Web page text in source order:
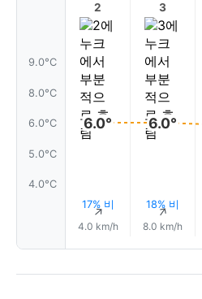
9.0°C
8.0°C
6.0°C
5.0°C
4.0°C
2
6.0°
17% 비
↑
4.0 km/h
3
6.0°
18% 비
↑
8.0 km/h